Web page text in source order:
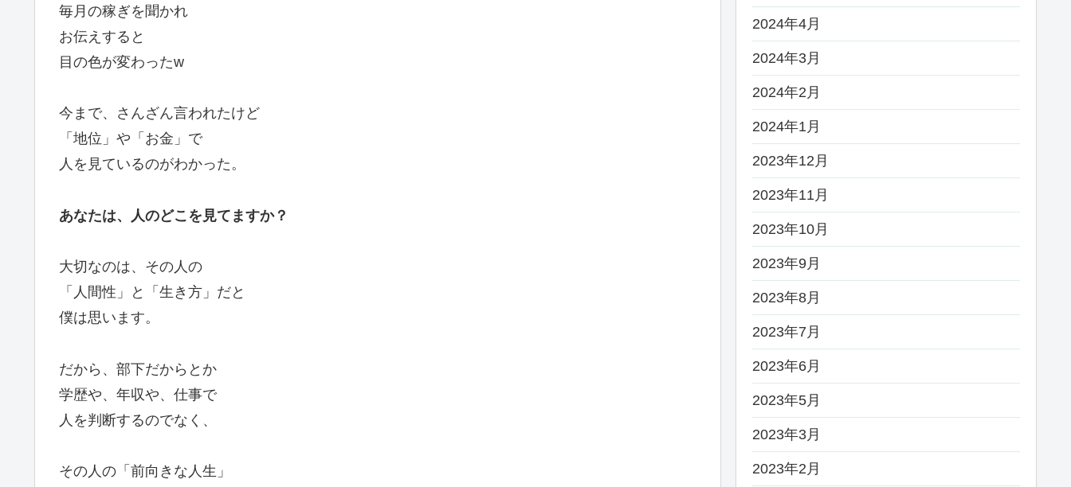
毎月の稼ぎを聞かれ
お伝えすると
目の色が変わったw
今まで、さんざん言われたけど
「地位」や「お金」で
人を見ているのがわかった。
あなたは、人のどこを見てますか？
大切なのは、その人の
「人間性」と「生き方」だと
僕は思います。
だから、部下だからとか
学歴や、年収や、仕事で
人を判断するのでなく、
その人の「前向きな人生」
2024年4月
2024年3月
2024年2月
2024年1月
2023年12月
2023年11月
2023年10月
2023年9月
2023年8月
2023年7月
2023年6月
2023年5月
2023年3月
2023年2月